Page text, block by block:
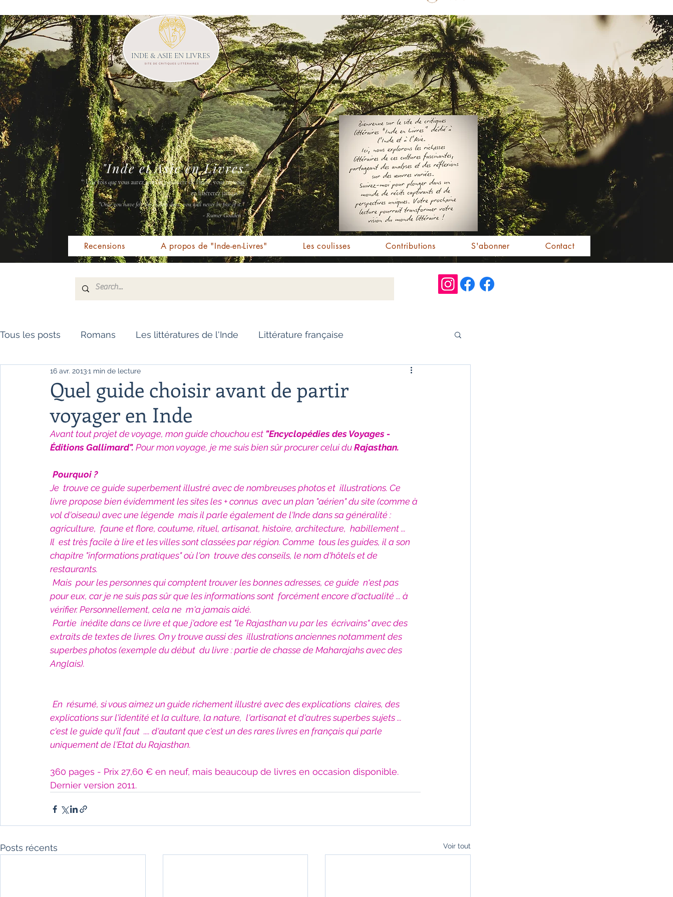
INDE & ASIE EN LIVRES
"Une fois que vous aurez senti la poussière de l'Inde, vous ne vous
en libérerez jamais " -
"Once you have felt the Indian dust, you will never be free of it."
- Rumer Godden -
"Inde et Asie en Livres"
Recensions A propos de "Inde-en-Livres" Les coulisses Contributions S'abonner Contact
Tous les posts Romans Les littératures de l'Inde Littérature française
Livres de référence Dictionnaire
Témoignages / Récits Romans jeunesse
Fêtes indiennes Spiritualité Ayurveda Bien-être Littérature hindi
Littérature tamoule Littérature bengali Littérature malayalam Littérature pendjabi
L'Inde vue par l'Occident Yoga Histoire de l'Inde par les livres
Littérature anglo-saxonne
Littérature népalaise Littérature sri-lankaise Contes
Quel guide choisir avant de partir
voyager en Inde
16 avr. 20131 min de lecture
Avant tout projet de voyage, mon guide chouchou est "Encyclopédies des Voyages -
Éditions Gallimard". Pour mon voyage, je me suis bien sûr procurer celui du Rajasthan.
Pourquoi ?
Je  trouve ce guide superbement illustré avec de nombreuses photos et  illustrations. Ce
livre propose bien évidemment les sites les + connus  avec un plan "aérien" du site (comme à
vol d'oiseau) avec une légende  mais il parle également de l'Inde dans sa généralité :
agriculture,  faune et flore, coutume, rituel, artisanat, histoire, architecture,  habillement ...
Il  est très facile à lire et les villes sont classées par région. Comme  tous les guides, il a son
chapitre "informations pratiques" où l'on  trouve des conseils, le nom d'hôtels et de
restaurants.
Mais  pour les personnes qui comptent trouver les bonnes adresses, ce guide  n'est pas
pour eux, car je ne suis pas sûr que les informations sont  forcément encore d'actualité ... à
vérifier. Personnellement, cela ne  m'a jamais aidé.
Partie  inédite dans ce livre et que j'adore est "le Rajasthan vu par les  écrivains" avec des
extraits de textes de livres. On y trouve aussi des  illustrations anciennes notamment des
superbes photos (exemple du début  du livre : partie de chasse de Maharajahs avec des
Anglais).
En  résumé, si vous aimez un guide richement illustré avec des explications  claires, des
explications sur l'identité et la culture, la nature,  l'artisanat et d'autres superbes sujets ...
c'est le guide qu'il faut  .... d'autant que c'est un des rares livres en français qui parle
uniquement de l'Etat du Rajasthan.
360 pages - Prix 27,60 € en neuf, mais beaucoup de livres en occasion disponible.
Dernier version 2011.
Posts récents Voir tout